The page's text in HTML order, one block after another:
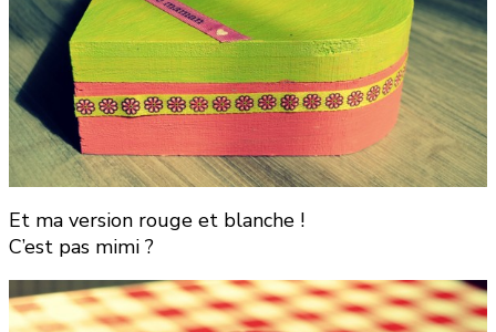
Et ma version rouge et blanche !
C’est pas mimi ?